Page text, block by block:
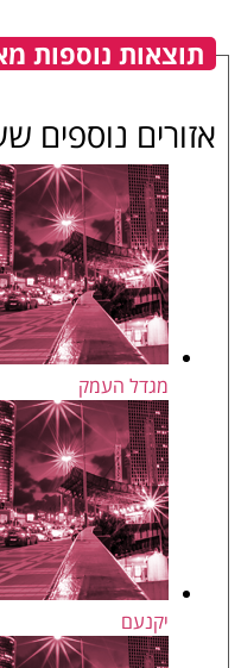
תוצאות נוספות
אזורים נוספים
מגדל העמק
יקנעם